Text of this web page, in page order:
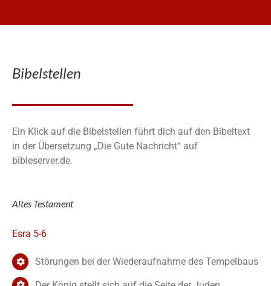
Bibelstellen
Ein Klick auf die Bibelstellen führt dich auf den Bibeltext
in der Übersetzung „Die Gute Nachricht“ auf
bibleserver.de.
Altes Testament
Esra 5-6
Störungen bei der Wiederaufnahme des Tempelbaus